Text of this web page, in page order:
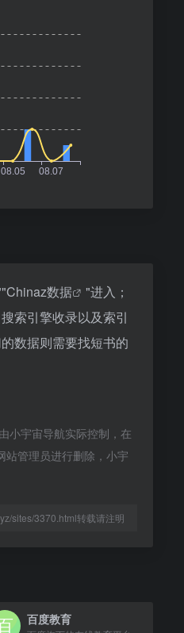
Chinaz数据
"进入；
索引擎收录以及索引
数据则需要找短书的
小宇宙导航实际控制，在
管理员进行删除，小宇
sites/3370.html转载请注明
百度教育